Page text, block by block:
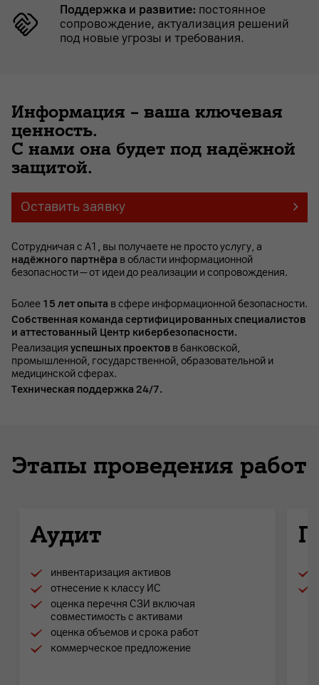
Поддержка и развитие: постоянное
сопровождение, актуализация решений
под новые угрозы и требования.
Информация – ваша ключевая
ценность.
С нами она будет под надёжной
защитой.
Оставить заявку
Сотрудничая с A1, вы получаете не просто услугу, а
надёжного партнёра в области информационной
безопасности — от идеи до реализации и сопровождения.
Более 15 лет опыта в сфере информационной безопасности.
Собственная команда сертифицированных специалистов
и аттестованный Центр кибербезопасности.
Реализация успешных проектов в банковской,
промышленной, государственной, образовательной и
медицинской сферах.
Техническая поддержка 24/7.
Этапы проведения работ
Аудит
инвентаризация активов
отнесение к классу ИС
оценка перечня СЗИ включая
совместимость с активами
оценка объемов и срока работ
коммерческое предложение